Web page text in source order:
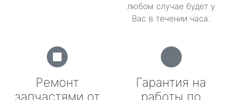
любом случае будет у
Вас в течении часа.
Ремонт
запчастями от
Гарантия на
работы по